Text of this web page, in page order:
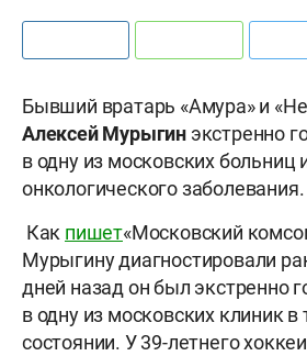
Бывший вратарь «Амура» и
Алексей Мурыгин экстренно
в одну из московских больниц
онкологического заболевания.
Как пишет«Московский
Мурыгину диагностировали
дней назад он был экстренно
в одну из московских клиник
состоянии. У 39-летнего